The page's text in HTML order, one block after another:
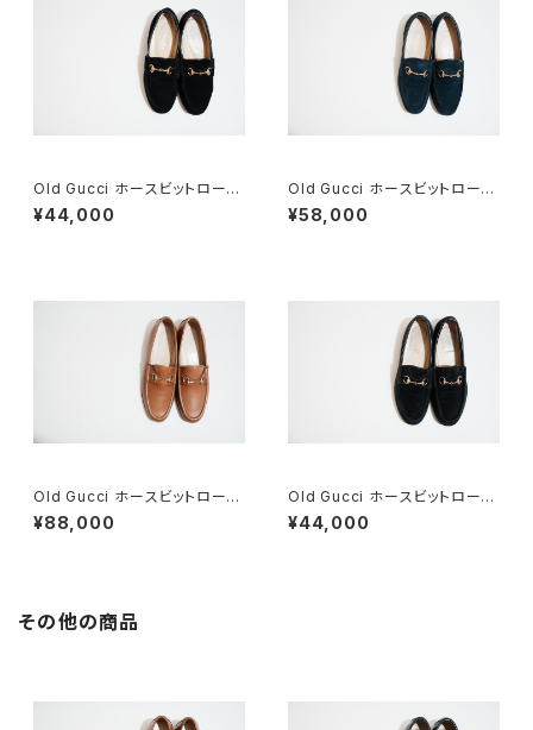
Old Gucci ホースビットローフ
ァー 6.5B スエードBK
¥44,000
Old Gucci ホースビットローフ
ァー 36C Navy Suede
¥58,000
Old Gucci ホースビットローフ
ァー 38.5C tan ほぼDeadsto
ck
¥88,000
Old Gucci ホースビットローフ
ァー 37C BK Suede
¥44,000
その他の商品